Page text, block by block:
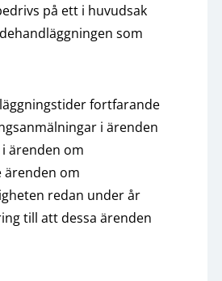
på ett i huvudsak
som
fortfarande
i ärenden
ärenden om
ärenden om
redan under år
till att dessa ärenden